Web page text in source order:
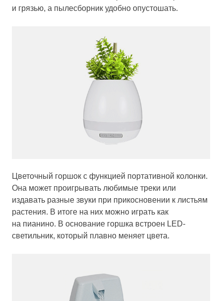
и грязью, а пылесборник удобно опустошать.
Цветочный горшок с функцией портативной колонки.
Она может проигрывать любимые треки или
издавать разные звуки при прикосновении к листьям
растения. В итоге на них можно играть как
на пианино. В основание горшка встроен LED-
светильник, который плавно меняет цвета.